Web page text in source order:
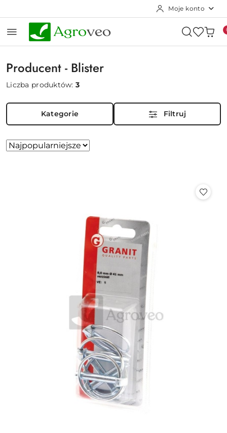
Moje konto
Producent - Blister
Liczba produktów:3
Kategorie Filtruj
Zastosowano
Sortuj